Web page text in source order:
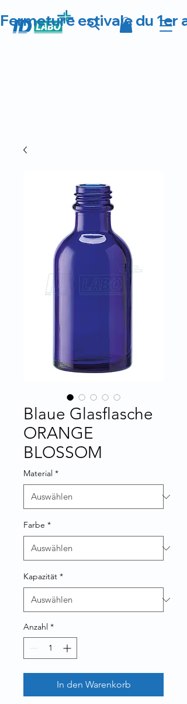
Fermeture estivale du 1er
Blaue Glasflasche
ORANGE
BLOSSOM
Material *
Farbe *
Kapazität *
Anzahl *
In den Warenkorb